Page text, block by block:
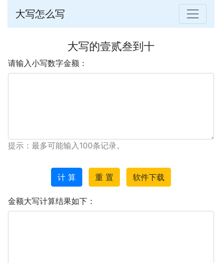
大写怎么写
大写的壹贰叁到十
请输入小写数字金额：
提示：最多可能输入100条记录。
计 算 重 置 软件下载
金额大写计算结果如下：